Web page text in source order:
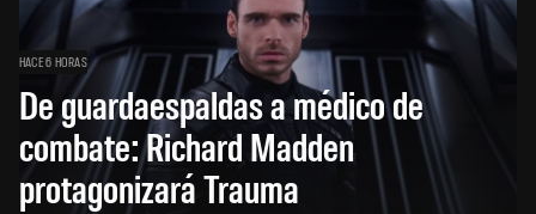
HACE 6 HORAS
De guardaespaldas a médico de
combate: Richard Madden
protagonizará Trauma